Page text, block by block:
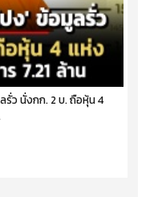
ว นั่งกก. 2 บ. ถือหุ้น 4